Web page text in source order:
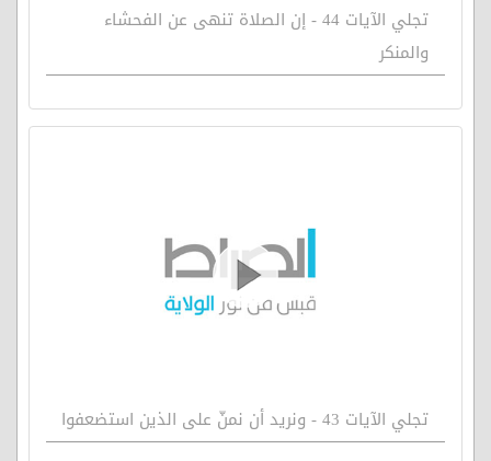
تجلي الآيات 44 - إن الصلاة تنهى عن الفحشاء
والمنكر
تجلي الآيات 43 - ونريد أن نمنّ على الذين استضعفوا